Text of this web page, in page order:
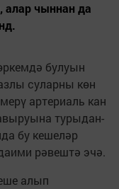
алар чыннан да
булуын
суларны көн
артериаль кан
турыдан-
бу кешеләр
рәвештә эчә.
алып